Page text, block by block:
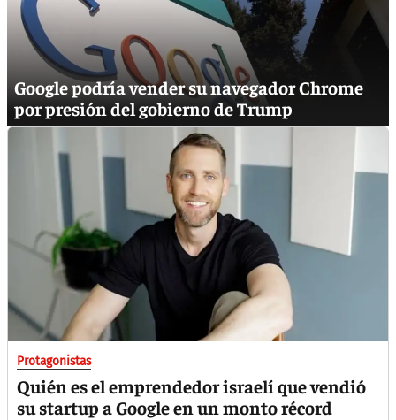
Google podría vender su navegador Chrome
por presión del gobierno de Trump
Protagonistas
Quién es el emprendedor israelí que vendió
su startup a Google en un monto récord